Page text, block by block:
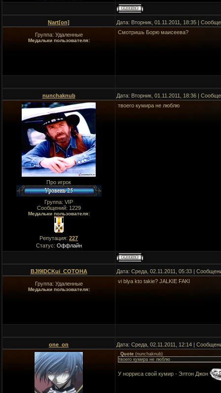
Nart[оn] Дата: Вторник, 01.11.2011, 18:35 |
Группа: Удаленные
Медальки пользователя:
Смотришь Борю маисеева?
nunchaknub Дата: Вторник, 01.11.2011, 18:36 |
Про игрок
Группа: VIP
Сообщений: 1229
Медальки пользователя:
Репутация: 227
Статус: Оффлайн
твоего кумира не люблю
BJI9IDCKui_COTOHA Дата: Среда, 02.11.2011, 05:33 |
Группа: Удаленные
Медальки пользователя:
vi blya kto takie? JALKIE FAKI
one_on Дата: Среда, 02.11.2011, 12:14 |
Quote (nunchaknub)
твоего кумира не люблю
У норриса свой кумир - Элтон Джон